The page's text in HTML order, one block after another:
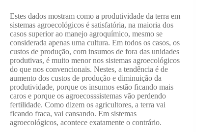
Estes dados mostram como a produtividade da terra em
sistemas agroecológicos é satisfatória, na maioria dos
casos superior ao manejo agroquímico, mesmo se
considerada apenas uma cultura. Em todos os casos, os
custos de produção, com insumos de fora das unidades
produtivas, é muito menor nos sistemas agroecológicos
do que nos convencionais. Nestes, a tendência é de
aumento dos custos de produção e diminuição da
produtividade, porque os insumos estão ficando mais
caros e porque os agroecosssistemas vão perdendo
fertilidade. Como dizem os agricultores, a terra vai
ficando fraca, vai cansando. Em sistemas
agroecológicos, acontece exatamente o contrário.